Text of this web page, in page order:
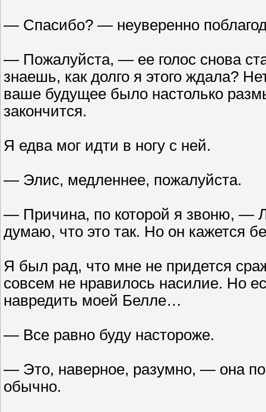
— Спасибо? — неуверенно
— Пожалуйста, — ее голос снова
знаешь, как долго я этого ждала?
ваше будущее было настолько
закончится.
Я едва мог идти в ногу с ней.
— Элис, медленнее, пожалуйста.
— Причина, по которой я звоню, —
думаю, что это так. Но он кажется
Я был рад, что мне не придется
совсем не нравилось насилие. Но
навредить моей Белле…
— Все равно буду настороже.
— Это, наверное, разумно, — она
обычно.